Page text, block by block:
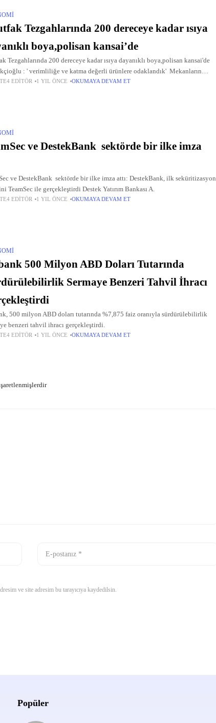
Tezgahlarında 200 dereceye kadar ısıya
boya,polisan kansai’de
Tezgahlarında 200 dereceye kadar ısıya dayanıklı boya,polisan kansai'de
: ' verimliliğe ve katma değerli ürünlere odaklandık' Mekanların
tadilata girmeden, ren k katarak yenilemenin en pratik yolunu Polisan
EDITÖR 1 YIL ÖNCE OKUMAYA DEVAM ET
ve DestekBank sektörde bir ilke imza
ve DestekBank sektörde bir ilke imza attı: DestekBank, ilk seküritizasyon
TeamSec ile gerçekleştirdi Destek Yatırım Bankası A.
EDITÖR 1 YIL ÖNCE OKUMAYA DEVAM ET
500 Milyon ABD Doları Tutarında
Sermaye Benzeri Tahvil İhracı
500 milyon ABD doları tutarında %7,875 faiz oranıyla sürdürülebilirlik
benzeri tahvil ihracı gerçekleştirdi.
EDITÖR 1 YIL ÖNCE OKUMAYA DEVAM ET
ve site adresim bu tarayıcıya kaydedilsin.
Popüler